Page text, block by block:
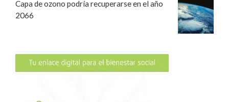
Capa de ozono podría recuperarse en el año
2066